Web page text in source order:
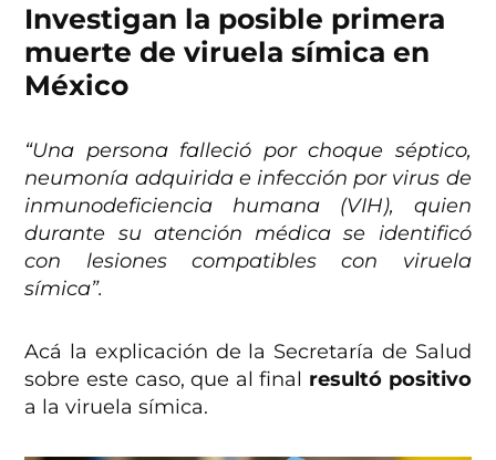
Investigan la posible primera
muerte de viruela símica en
México
“Una persona falleció por choque séptico,
neumonía adquirida e infección por virus de
inmunodeficiencia humana (VIH), quien
durante su atención médica se identificó
con lesiones compatibles con viruela
símica”.
Acá la explicación de la Secretaría de Salud
sobre este caso, que al final resultó positivo
a la viruela símica.